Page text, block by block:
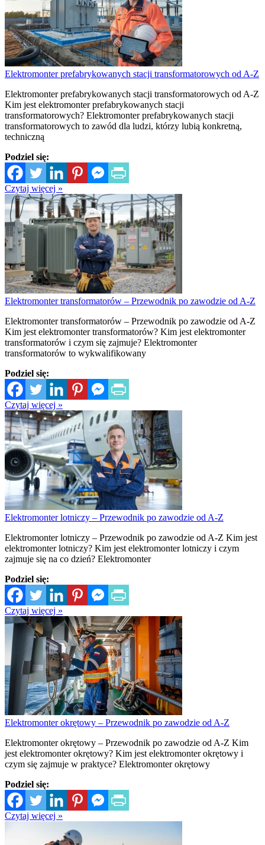
Elektromonter prefabrykowanych stacji transformatorowych od A-Z
Elektromonter prefabrykowanych stacji transformatorowych od A-Z
Kim jest elektromonter prefabrykowanych stacji
transformatorowych? Elektromonter prefabrykowanych stacji
transformatorowych to zawód dla ludzi, którzy lubią konkretną,
techniczną
Podziel się:
Czytaj więcej »
Elektromonter transformatorów – Przewodnik po zawodzie od A-Z
Elektromonter transformatorów – Przewodnik po zawodzie od A-Z
Kim jest elektromonter transformatorów? Kim jest elektromonter
transformatorów i czym się zajmuje? Elektromonter
transformatorów to wykwalifikowany
Podziel się:
Czytaj więcej »
Elektromonter lotniczy – Przewodnik po zawodzie od A-Z
Elektromonter lotniczy – Przewodnik po zawodzie od A-Z Kim jest
elektromonter lotniczy? Kim jest elektromonter lotniczy i czym
zajmuje się na co dzień? Elektromonter
Podziel się:
Czytaj więcej »
Elektromonter okrętowy – Przewodnik po zawodzie od A-Z
Elektromonter okrętowy – Przewodnik po zawodzie od A-Z Kim
jest elektromonter okrętowy? Kim jest elektromonter okrętowy i
czym się zajmuje w praktyce? Elektromonter okrętowy
Podziel się:
Czytaj więcej »